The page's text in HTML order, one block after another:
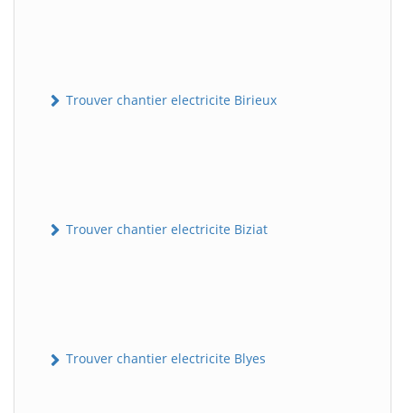
Trouver chantier electricite Birieux
Trouver chantier electricite Biziat
Trouver chantier electricite Blyes